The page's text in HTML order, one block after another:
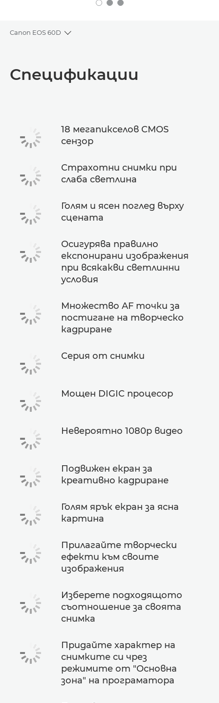
Canon EOS 60D
Toggle breadcrumbs
Спецификации
Спецификации
18 мегапикселов CMOS
сензор
Страхотни снимки при
слаба светлина
Голям и ясен поглед върху
сцената
Осигурява правилно
експонирани изображения
при всякакви светлинни
условия
Множество AF точки за
постигане на творческо
кадриране
Серия от снимки
Мощен DIGIC процесор
Невероятно 1080p видео
Подвижен екран за
креативно кадриране
Голям ярък екран за ясна
картина
Прилагайте творчески
ефекти към своите
изображения
Изберете подходящото
съотношение за своята
снимка
Придайте характер на
снимките си чрез
режимите от "Основна
зона" на програматора